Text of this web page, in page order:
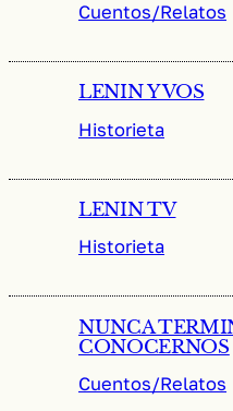
Cuentos/Relatos
LENIN Y VOS
Historieta
LENIN TV
Historieta
NUNCA
CONOCERNOS
Cuentos/Relatos